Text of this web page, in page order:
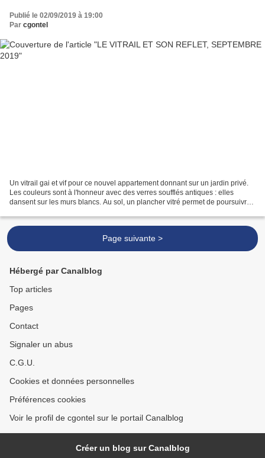
Publié le 02/09/2019 à 19:00
Par cgontel
Un vitrail gai et vif pour ce nouvel appartement donnant sur un jardin privé.
Les couleurs sont à l'honneur avec des verres soufflés antiques : elles
dansent sur les murs blancs. Au sol, un plancher vitré permet de poursuivre
Page suivante >
Hébergé par Canalblog
Top articles
Pages
Contact
Signaler un abus
C.G.U.
Cookies et données personnelles
Préférences cookies
Voir le profil de cgontel sur le portail Canalblog
Créer un blog sur Canalblog